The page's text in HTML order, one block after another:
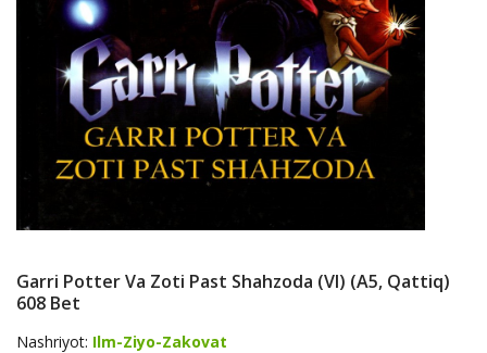
Garri Potter Va Zoti Past Shahzoda (VI) (А5, Qattiq)
608 Bet
Nashriyot: Ilm-Ziyo-Zakovat